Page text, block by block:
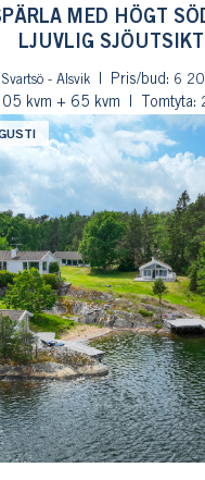
MED HÖGT
LJUVLIG SJÖUTSIKT
- Alsvik Pris/bud: 6
kvm + 65 kvm Tomtyta: